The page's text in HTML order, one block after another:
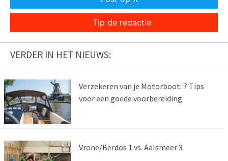
Tip de redactie
VERDER IN HET NIEUWS:
Verzekeren van je Motorboot: 7 Tips
voor een goede voorbereiding
Vrone/Berdos 1 vs. Aalsmeer 3